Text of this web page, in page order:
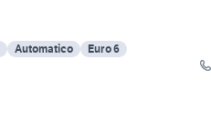
Automatico
Euro 6